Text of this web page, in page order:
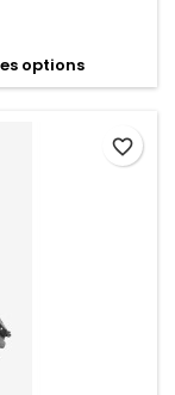
options
favorite_border